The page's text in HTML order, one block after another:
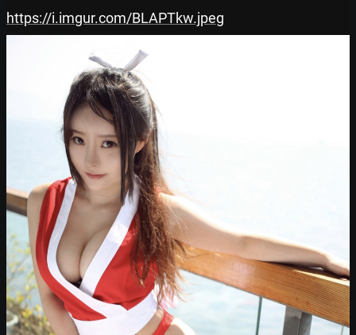
https://i.imgur.com/BLAPTkw.jpeg